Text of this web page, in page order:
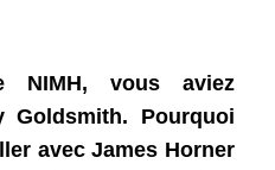
NIMH, vous aviez
Goldsmith. Pourquoi
avec James Horner